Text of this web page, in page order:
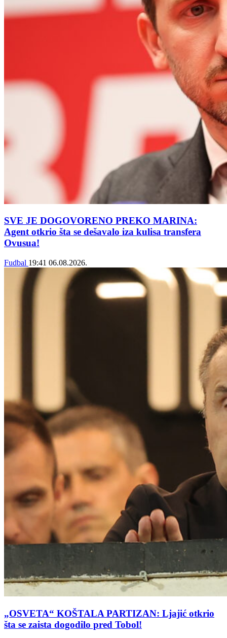
SVE JE DOGOVORENO PREKO MARINA:
Agent otkrio šta se dešavalo iza kulisa transfera
Ovusua!
Fudbal 19:41 06.08.2026.
„OSVETA“ KOŠTALA PARTIZAN: Ljajić otkrio
šta se zaista dogodilo pred Tobol!